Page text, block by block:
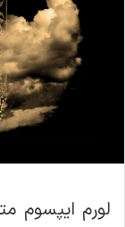
لورم ایپسوم